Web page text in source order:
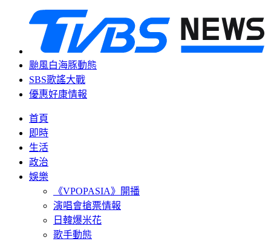
颱風白海豚動態
SBS歌謠大戰
優惠好康情報
首頁
即時
生活
政治
娛樂
《VPOPASIA》開播
演唱會搶票情報
日韓爆米花
歌手動態